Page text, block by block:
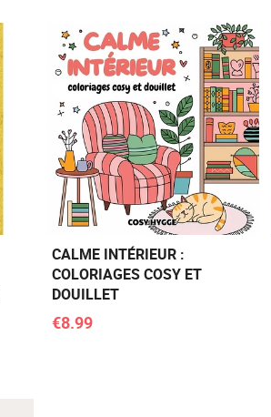
CALME INTÉRIEUR :
COLORIAGES COSY ET
DOUILLET
€8.99